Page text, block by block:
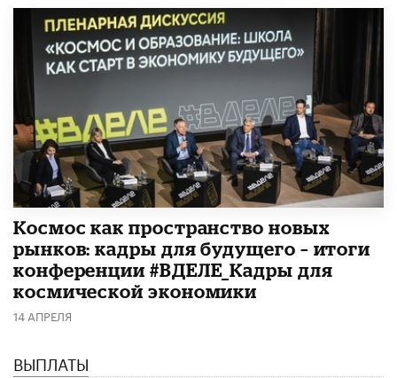
Космос как пространство новых
рынков: кадры для будущего – итоги
конференции #ВДЕЛЕ_Кадры для
космической экономики
14 АПРЕЛЯ
ВЫПЛАТЫ